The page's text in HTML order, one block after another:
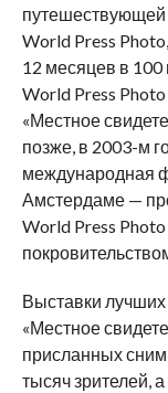
путешествующей
World Press
12 месяцев в
World Press
«Местное
позже, в 2003-м
международная
Амстердаме —
World Press
Выставки
«Местное
присланных
тысяч зрителей,